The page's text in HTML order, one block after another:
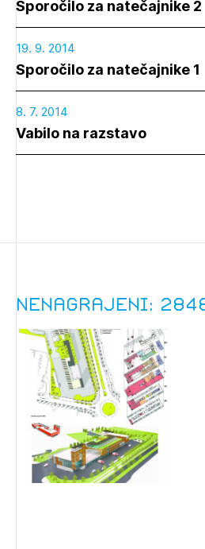
Izbrana vsebina je
registriranim
dostopate, se je
Sporočilo za natečajnike 2
19. 9. 2014
Sporočilo za natečajnike 1
8. 7. 2014
Vabilo na razstavo
Nenagrajeni: